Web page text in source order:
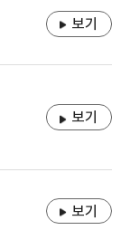
보기
보기
보기